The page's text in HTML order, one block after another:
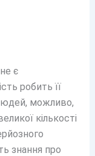
є
робить її
можливо,
кількості
знання про